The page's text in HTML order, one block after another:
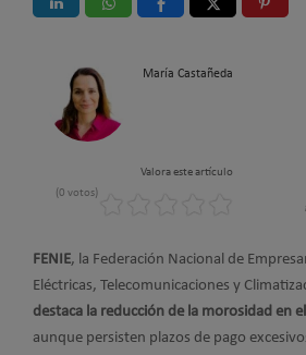
María Castañeda
Valora este artículo
(0 votos)
FENIE, la Federación Nacional de
Eléctricas, Telecomunicaciones y
destaca la reducción de la morosidad en
aunque persisten plazos de pago